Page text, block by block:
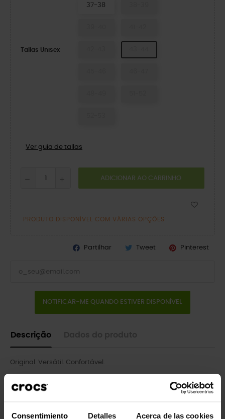
Consentimiento Detalles Acerca de las cookies
Tallas Unisex
37-38
Ver guía de tallas
ADICIONAR AO CARRINHO
PRODUTO DISPONÍVEL COM VÁRIAS OPÇÕES
Partilhar Tweet Pinterest
NOTIFICAR-ME QUANDO ESTIVER DISPONÍVEL
Descrição
Original. Versátil. Confortável.
O tamanco icônico que iniciou uma revolução no conforto em
todo o mundo, agora com um adorável tratamento de glitter